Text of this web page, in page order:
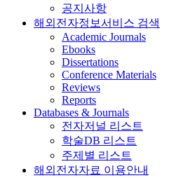
공지사항
해외전자정보서비스 검색
Academic Journals
Ebooks
Dissertations
Conference Materials
Reviews
Reports
Databases & Journals
전자저널 리스트
학술DB 리스트
주제별 리스트
해외전자자료 이용안내